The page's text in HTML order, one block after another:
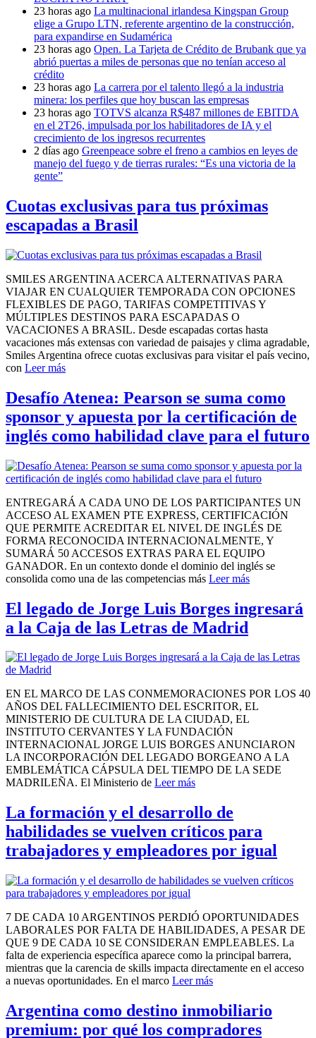
23 horas ago La multinacional irlandesa Kingspan Group
elige a Grupo LTN, referente argentino de la construcción,
para expandirse en Sudamérica
23 horas ago Open. La Tarjeta de Crédito de Brubank que ya
abrió puertas a miles de personas que no tenían acceso al
crédito
23 horas ago La carrera por el talento llegó a la industria
minera: los perfiles que hoy buscan las empresas
23 horas ago TOTVS alcanza R$487 millones de EBITDA
en el 2T26, impulsada por los habilitadores de IA y el
crecimiento de los ingresos recurrentes
2 días ago Greenpeace sobre el freno a cambios en leyes de
manejo del fuego y de tierras rurales: “Es una victoria de la
gente”
Cuotas exclusivas para tus próximas
escapadas a Brasil
SMILES ARGENTINA ACERCA ALTERNATIVAS PARA
VIAJAR EN CUALQUIER TEMPORADA CON OPCIONES
FLEXIBLES DE PAGO, TARIFAS COMPETITIVAS Y
MÚLTIPLES DESTINOS PARA ESCAPADAS O
VACACIONES A BRASIL. Desde escapadas cortas hasta
vacaciones más extensas con variedad de paisajes y clima agradable,
Smiles Argentina ofrece cuotas exclusivas para visitar el país vecino,
con Leer más
Desafío Atenea: Pearson se suma como
sponsor y apuesta por la certificación de
inglés como habilidad clave para el futuro
ENTREGARÁ A CADA UNO DE LOS PARTICIPANTES UN
ACCESO AL EXAMEN PTE EXPRESS, CERTIFICACIÓN
QUE PERMITE ACREDITAR EL NIVEL DE INGLÉS DE
FORMA RECONOCIDA INTERNACIONALMENTE, Y
SUMARÁ 50 ACCESOS EXTRAS PARA EL EQUIPO
GANADOR. En un contexto donde el dominio del inglés se
consolida como una de las competencias más Leer más
El legado de Jorge Luis Borges ingresará
a la Caja de las Letras de Madrid
EN EL MARCO DE LAS CONMEMORACIONES POR LOS 40
AÑOS DEL FALLECIMIENTO DEL ESCRITOR, EL
MINISTERIO DE CULTURA DE LA CIUDAD, EL
INSTITUTO CERVANTES Y LA FUNDACIÓN
INTERNACIONAL JORGE LUIS BORGES ANUNCIARON
LA INCORPORACIÓN DEL LEGADO BORGEANO A LA
EMBLEMÁTICA CÁPSULA DEL TIEMPO DE LA SEDE
MADRILEÑA. El Ministerio de Leer más
La formación y el desarrollo de
habilidades se vuelven críticos para
trabajadores y empleadores por igual
7 DE CADA 10 ARGENTINOS PERDIÓ OPORTUNIDADES
LABORALES POR FALTA DE HABILIDADES, A PESAR DE
QUE 9 DE CADA 10 SE CONSIDERAN EMPLEABLES. La
falta de experiencia específica aparece como la principal barrera,
mientras que la carencia de skills impacta directamente en el acceso
a nuevas oportunidades. En el marco Leer más
Argentina como destino inmobiliario
premium: por qué los compradores